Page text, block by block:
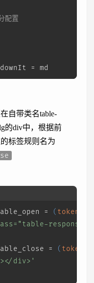
配置
= md
自带类名table-
lg的div中，根据前
标签规则名为
= ( tokens,
responsive
= (
div>'